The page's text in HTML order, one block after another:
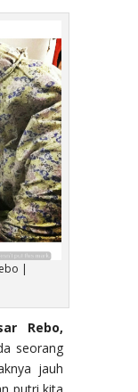
|
Rebo,
seorang
jauh